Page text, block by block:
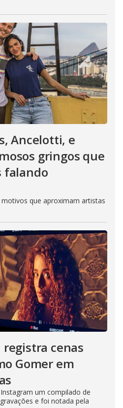
Ancelotti, e
gringos que
falando
que aproximam artistas
cenas
Gomer em
um compilado de
e foi notada pela